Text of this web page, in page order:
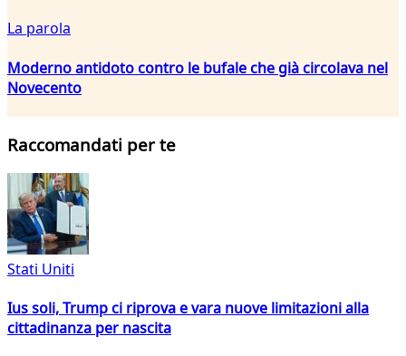
La parola
Moderno antidoto contro le bufale che già circolava nel
Novecento
Raccomandati per te
Stati Uniti
Ius soli, Trump ci riprova e vara nuove limitazioni alla
cittadinanza per nascita